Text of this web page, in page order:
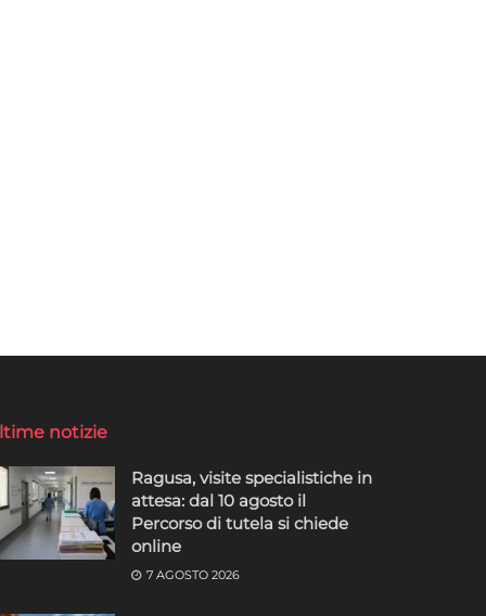
notizie
Ragusa, visite specialistiche in
attesa: dal 10 agosto il
Percorso di tutela si chiede
online
7 AGOSTO 2026